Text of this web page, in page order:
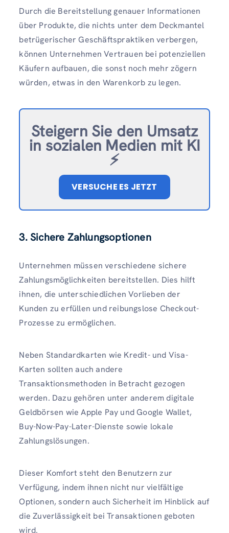
Durch die Bereitstellung genauer Informationen
über Produkte, die nichts unter dem Deckmantel
betrügerischer Geschäftspraktiken verbergen,
können Unternehmen Vertrauen bei potenziellen
Käufern aufbauen, die sonst noch mehr zögern
würden, etwas in den Warenkorb zu legen.
Steigern Sie den Umsatz
in sozialen Medien mit KI
⚡️
VERSUCHE ES JETZT
3. Sichere Zahlungsoptionen
Unternehmen müssen verschiedene sichere
Zahlungsmöglichkeiten bereitstellen. Dies hilft
ihnen, die unterschiedlichen Vorlieben der
Kunden zu erfüllen und reibungslose Checkout-
Prozesse zu ermöglichen.
Neben Standardkarten wie Kredit- und Visa-
Karten sollten auch andere
Transaktionsmethoden in Betracht gezogen
werden. Dazu gehören unter anderem digitale
Geldbörsen wie Apple Pay und Google Wallet,
Buy-Now-Pay-Later-Dienste sowie lokale
Zahlungslösungen.
Dieser Komfort steht den Benutzern zur
Verfügung, indem ihnen nicht nur vielfältige
Optionen, sondern auch Sicherheit im Hinblick auf
die Zuverlässigkeit bei Transaktionen geboten
wird.